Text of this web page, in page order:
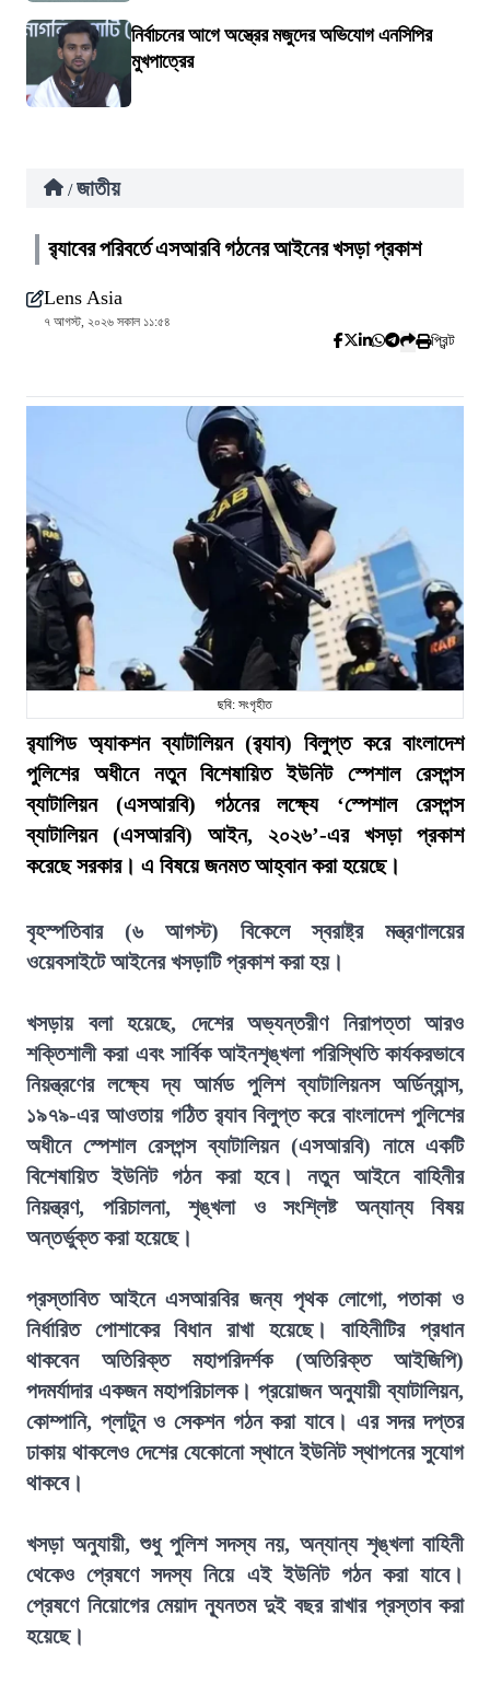
নির্বাচনের আগে অস্ত্রের মজুদের অভিযোগ এনসিপির
মুখপাত্রের
/ জাতীয়
র‍্যাবের পরিবর্তে এসআরবি গঠনের আইনের খসড়া প্রকাশ
Lens Asia
৭ আগস্ট, ২০২৬ সকাল ১১:৫৪
প্রিন্ট
ছবি: সংগৃহীত
র‍্যাপিড অ্যাকশন ব্যাটালিয়ন (র‍্যাব) বিলুপ্ত করে বাংলাদেশ
পুলিশের অধীনে নতুন বিশেষায়িত ইউনিট স্পেশাল রেসপন্স
ব্যাটালিয়ন (এসআরবি) গঠনের লক্ষ্যে ‘স্পেশাল রেসপন্স
ব্যাটালিয়ন (এসআরবি) আইন, ২০২৬’-এর খসড়া প্রকাশ
করেছে সরকার। এ বিষয়ে জনমত আহ্বান করা হয়েছে।
বৃহস্পতিবার (৬ আগস্ট) বিকেলে স্বরাষ্ট্র মন্ত্রণালয়ের
ওয়েবসাইটে আইনের খসড়াটি প্রকাশ করা হয়।
খসড়ায় বলা হয়েছে, দেশের অভ্যন্তরীণ নিরাপত্তা আরও
শক্তিশালী করা এবং সার্বিক আইনশৃঙ্খলা পরিস্থিতি কার্যকরভাবে
নিয়ন্ত্রণের লক্ষ্যে দ্য আর্মড পুলিশ ব্যাটালিয়নস অর্ডিন্যান্স,
১৯৭৯-এর আওতায় গঠিত র‍্যাব বিলুপ্ত করে বাংলাদেশ পুলিশের
অধীনে স্পেশাল রেসপন্স ব্যাটালিয়ন (এসআরবি) নামে একটি
বিশেষায়িত ইউনিট গঠন করা হবে। নতুন আইনে বাহিনীর
নিয়ন্ত্রণ, পরিচালনা, শৃঙ্খলা ও সংশ্লিষ্ট অন্যান্য বিষয়
অন্তর্ভুক্ত করা হয়েছে।
প্রস্তাবিত আইনে এসআরবির জন্য পৃথক লোগো, পতাকা ও
নির্ধারিত পোশাকের বিধান রাখা হয়েছে। বাহিনীটির প্রধান
থাকবেন অতিরিক্ত মহাপরিদর্শক (অতিরিক্ত আইজিপি)
পদমর্যাদার একজন মহাপরিচালক। প্রয়োজন অনুযায়ী ব্যাটালিয়ন,
কোম্পানি, প্লাটুন ও সেকশন গঠন করা যাবে। এর সদর দপ্তর
ঢাকায় থাকলেও দেশের যেকোনো স্থানে ইউনিট স্থাপনের সুযোগ
থাকবে।
খসড়া অনুযায়ী, শুধু পুলিশ সদস্য নয়, অন্যান্য শৃঙ্খলা বাহিনী
থেকেও প্রেষণে সদস্য নিয়ে এই ইউনিট গঠন করা যাবে।
প্রেষণে নিয়োগের মেয়াদ ন্যূনতম দুই বছর রাখার প্রস্তাব করা
হয়েছে।